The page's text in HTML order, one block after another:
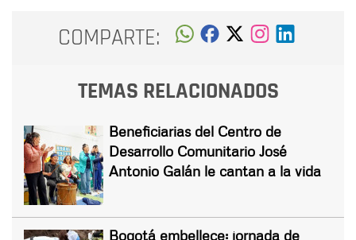
COMPARTE:
TEMAS RELACIONADOS
Beneficiarias del Centro de
Desarrollo Comunitario José
Antonio Galán le cantan a la vida
Bogotá embellece: jornada de